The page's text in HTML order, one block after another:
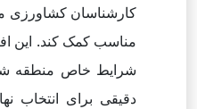
کارشناسان کشاورزی
مناسب کمک کند. این
شرایط خاص منطقه
دقیقی برای انتخاب